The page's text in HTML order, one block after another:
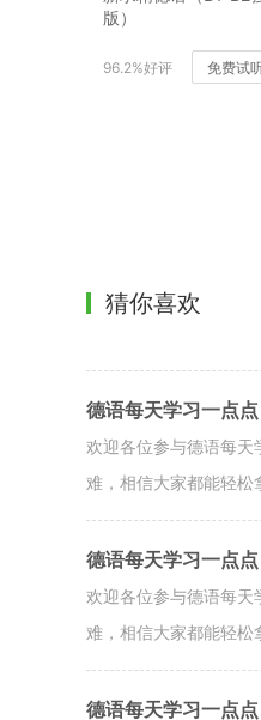
版）
96.2%好评 免费试
猜你喜欢
德语每天学习一点
欢迎各位参与德语每天
难，相信大家都能轻松
德语每天学习一点
欢迎各位参与德语每天
难，相信大家都能轻松
德语每天学习一点点